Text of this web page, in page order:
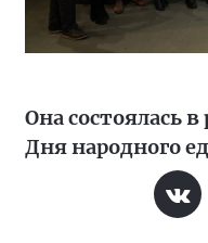
Она состоялась
Дня народного